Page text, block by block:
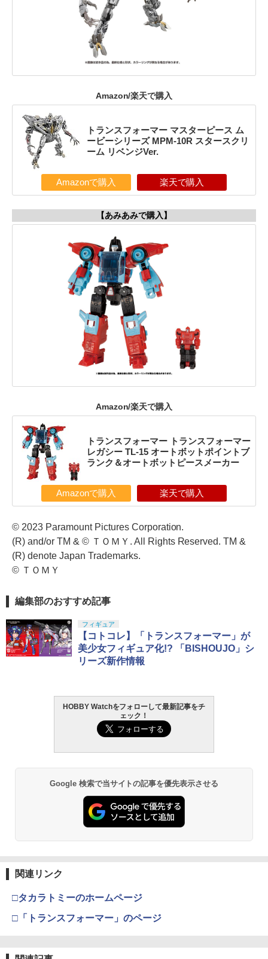
Amazon/楽天で購入
トランスフォーマー マスターピース ム
ービーシリーズ MPM-10R スタースクリ
ーム リベンジVer.
Amazonで購入 楽天で購入
【あみあみで購入】
Amazon/楽天で購入
トランスフォーマー トランスフォーマー
レガシー TL-15 オートボットポイントブ
ランク＆オートボットピースメーカー
Amazonで購入 楽天で購入
© 2023 Paramount Pictures Corporation.
(R) and/or TM & © ＴＯＭＹ. All Rights Reserved. TM &
(R) denote Japan Trademarks.
© ＴＯＭＹ
編集部のおすすめ記事
フィギュア
【コトコレ】「トランスフォーマー」が
美少女フィギュア化!? 「BISHOUJO」シ
リーズ新作情報
HOBBY Watchをフォローして最新記事をチ
ェック！
Google 検索で当サイトの記事を優先表示させる
関連リンク
□タカラトミーのホームページ
□「トランスフォーマー」のページ